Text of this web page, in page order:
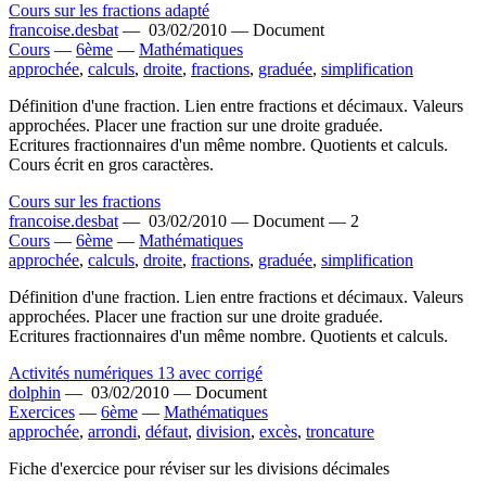
Cours sur les fractions adapté
francoise.desbat — 03/02/2010 — Document
Cours — 6ème — Mathématiques
approchée, calculs, droite, fractions, graduée, simplification
Définition d'une fraction. Lien entre fractions et décimaux. Valeurs
approchées. Placer une fraction sur une droite graduée.
Ecritures fractionnaires d'un même nombre. Quotients et calculs.
Cours écrit en gros caractères.
Cours sur les fractions
francoise.desbat — 03/02/2010 — Document — 2
Cours — 6ème — Mathématiques
approchée, calculs, droite, fractions, graduée, simplification
Définition d'une fraction. Lien entre fractions et décimaux. Valeurs
approchées. Placer une fraction sur une droite graduée.
Ecritures fractionnaires d'un même nombre. Quotients et calculs.
Activités numériques 13 avec corrigé
dolphin — 03/02/2010 — Document
Exercices — 6ème — Mathématiques
approchée, arrondi, défaut, division, excès, troncature
Fiche d'exercice pour réviser sur les divisions décimales